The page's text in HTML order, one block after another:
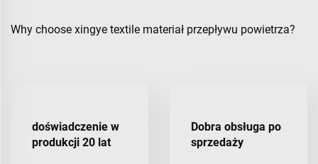
Why choose xingye textile materiał przepływu powietrza?
doświadczenie w
produkcji 20 lat
Dobra obsługa po
sprzedaży